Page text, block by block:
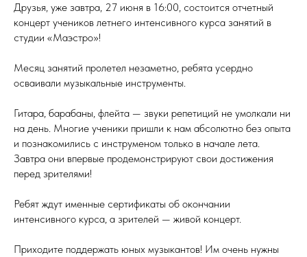
Друзья, уже завтра, 27 июня в 16:00, состоится отчетный
концерт учеников летнего интенсивного курса занятий в
студии «Маэстро»!
Месяц занятий пролетел незаметно, ребята усердно
осваивали музыкальные инструменты.
Гитара, барабаны, флейта — звуки репетиций не умолкали ни
на день. Многие ученики пришли к нам абсолютно без опыта
и познакомились с инструменом только в начале лета.
Завтра они впервые продемонстрируют свои достижения
перед зрителями!
Ребят ждут именные сертификаты об окончании
интенсивного курса, а зрителей — живой концерт.
Приходите поддержать юных музыкантов! Им очень нужны